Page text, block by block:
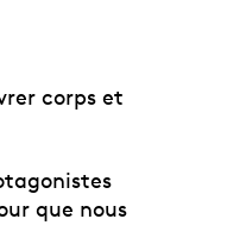
corps et
que nous